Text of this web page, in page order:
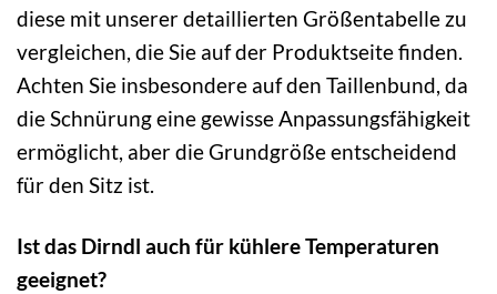
diese mit unserer detaillierten Größentabelle zu
vergleichen, die Sie auf der Produktseite finden.
Achten Sie insbesondere auf den Taillenbund, da
die Schnürung eine gewisse Anpassungsfähigkeit
ermöglicht, aber die Grundgröße entscheidend
für den Sitz ist.
Ist das Dirndl auch für kühlere Temperaturen
geeignet?